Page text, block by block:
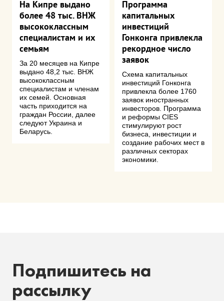
На Кипре выдано
более 48 тыс. ВНЖ
высококлассным
специалистам и их
семьям
За 20 месяцев на Кипре
выдано 48,2 тыс. ВНЖ
высококлассным
специалистам и членам
их семей. Основная
часть приходится на
граждан России, далее
следуют Украина и
Беларусь.
Программа
капитальных
инвестиций
Гонконга привлекла
рекордное число
заявок
Схема капитальных
инвестиций Гонконга
привлекла более 1760
заявок иностранных
инвесторов. Программа
и реформы CIES
стимулируют рост
бизнеса, инвестиции и
создание рабочих мест в
различных секторах
экономики.
Подпишитесь на
рассылку